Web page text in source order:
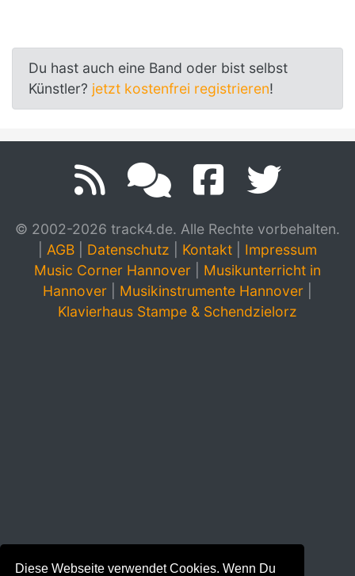
Diese Webseite verwendet Cookies. Wenn Du
Du hast auch eine Band oder bist selbst
Künstler? jetzt kostenfrei registrieren!
© 2002-2026 track4.de. Alle Rechte vorbehalten.
AGB Datenschutz Kontakt
Impressum
Music Corner Hannover
Musikunterricht in
Hannover
Musikinstrumente Hannover
Klavierhaus Stampe & Schendzielorz